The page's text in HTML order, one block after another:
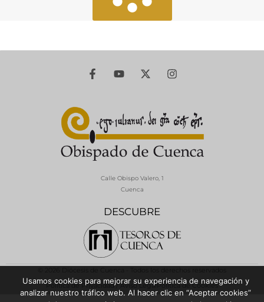
DESCUBRE
Calle Obispo Valero, 1
Cuenca
Política de Privacidad / Aviso LegalPolítica de Cookies
Usamos cookies para mejorar su experiencia de navegación y
analizar nuestro tráfico web. Al hacer clic en “Aceptar cookies”